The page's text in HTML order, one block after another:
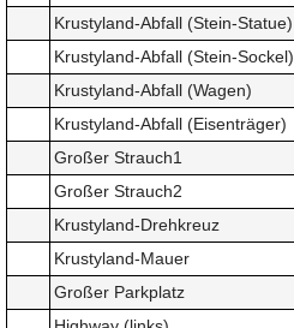
Krustyland-Abfall (Stein-Statue)
Krustyland-Abfall (Stein-Sockel)
Krustyland-Abfall (Wagen)
Krustyland-Abfall (Eisenträger)
Großer Strauch1
Großer Strauch2
Krustyland-Drehkreuz
Krustyland-Mauer
Großer Parkplatz